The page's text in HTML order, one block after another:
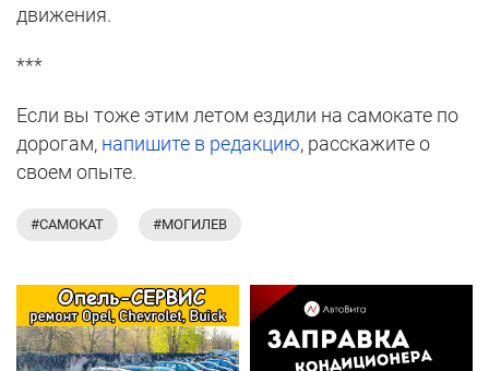
движения.
***
Если вы тоже этим летом ездили на самокате по
дорогам, напишите в редакцию, расскажите о
своем опыте.
#САМОКАТ #МОГИЛЕВ